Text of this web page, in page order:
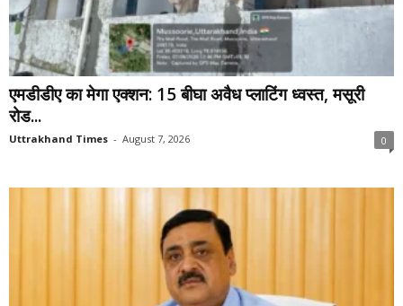
एमडीडीए का मेगा एक्शन: 15 बीघा अवैध प्लाटिंग ध्वस्त, मसूरी
रोड...
Uttrakhand Times - August 7, 2026 0